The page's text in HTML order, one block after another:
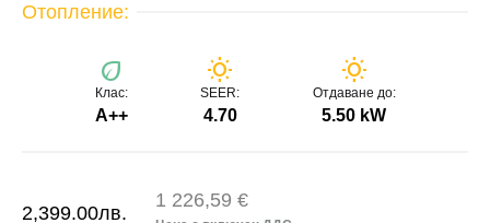
Отопление:
eco
Клас:
А++
wb_sunny
SEER:
4.70
wb_sunny
Отдаване до:
5.50 kW
2,399.00лв.
1 226,59 €